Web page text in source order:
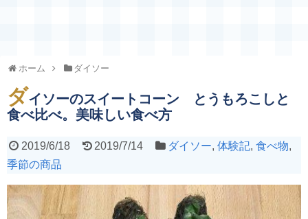
ホーム ダイソー
ダイソーのスイートコーン とうもろこしと
食べ比べ。美味しい食べ方
2019/6/18 2019/7/14 ダイソー,体験記,食べ物,
季節の商品